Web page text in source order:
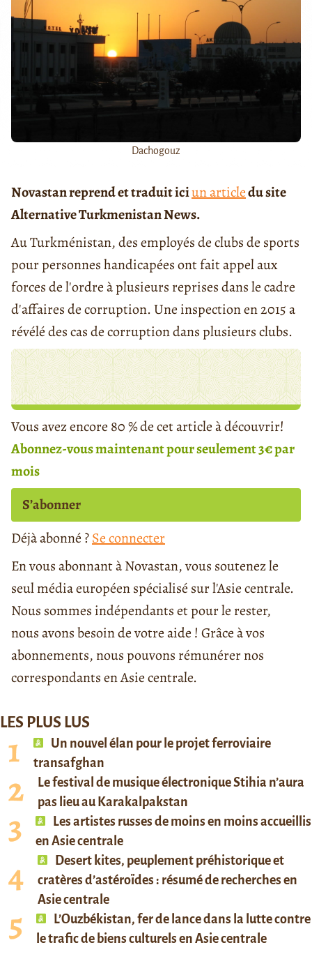
Dachogouz
Novastan reprend et traduit iciun articledu site
Alternative Turkmenistan News.
Au Turkménistan, des employés de clubs de sports
pour personnes handicapées ont fait appel aux
forces de l'ordre à plusieurs reprises dans le cadre
d'affaires de corruption. Une inspection en 2015 a
révélé des cas de corruption dans plusieurs clubs.
Vous avez encore 80 % de cet article à découvrir!
Abonnez-vous maintenant pour seulement 3€ par
mois
S’abonner
Déjà abonné ?Se connecter
En vous abonnant à Novastan, vous soutenez le
seul média européen spécialisé sur l'Asie centrale.
Nous sommes indépendants et pour le rester,
nous avons besoin de votre aide ! Grâce à vos
abonnements, nous pouvons rémunérer nos
correspondants en Asie centrale.
LES PLUS LUS
Un nouvel élan pour le projet ferroviaire
transafghan
Le festival de musique électronique Stihia n’aura
pas lieu au Karakalpakstan
Les artistes russes de moins en moins accueillis
en Asie centrale
Desert kites, peuplement préhistorique et
cratères d’astéroïdes : résumé de recherches en
Asie centrale
L’Ouzbékistan, fer de lance dans la lutte contre
le trafic de biens culturels en Asie centrale